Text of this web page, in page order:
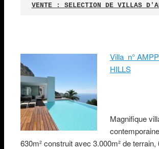
VENTE : SELECTION DE VILLAS
Villa n°
HILLS
Magnifique
630m² construit avec 3.000m² de